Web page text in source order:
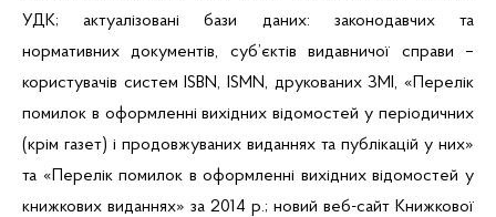
УДК; актуалізовані бази даних: законодавчих та
нормативних документів, суб’єктів видавничої справи –
користувачів систем ISBN, ISMN, друкованих ЗМІ, «Перелік
помилок в оформленні вихідних відомостей у періодичних
(крім газет) і продовжуваних виданнях та публікацій у них»
та «Перелік помилок в оформленні вихідних відомостей у
книжкових виданнях» за 2014 р.; новий веб-сайт Книжкової